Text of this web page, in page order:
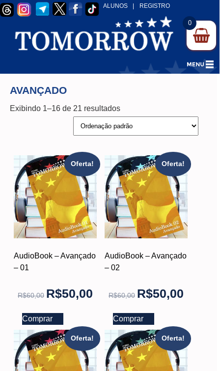
ALUNOS REGISTRO
AVANÇADO
Exibindo 1–16 de 21 resultados
Oferta!
AudioBook – Avançado
– 01
R$60,00 R$50,00
Comprar
Oferta!
AudioBook – Avançado
– 02
R$60,00 R$50,00
Comprar
Oferta! Oferta!
0